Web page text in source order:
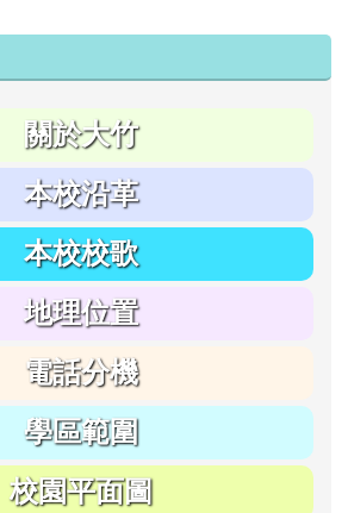
關於大竹
本校沿革
本校校歌
地理位置
電話分機
學區範圍
校園平面圖